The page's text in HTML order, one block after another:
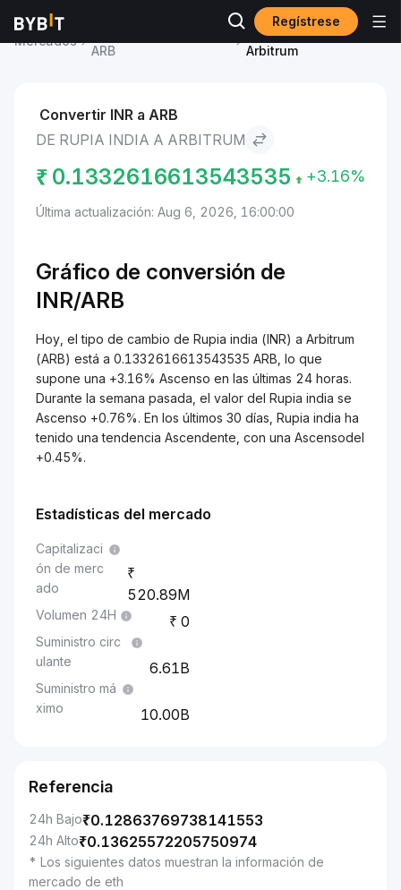
Regístrese
Mercados
ARB
Rupia india to
Arbitrum
Convertir INR a ARB
DE RUPIA INDIA A ARBITRUM
₹ 0.1332616613543535 +3.16%
Última actualización: Aug 6, 2026, 16:00:00
Gráfico de conversión de
INR/ARB
Hoy, el tipo de cambio de Rupia india (INR) a Arbitrum
(ARB) está a 0.1332616613543535 ARB, lo que
supone una +3.16% Ascenso en las últimas 24 horas.
Durante la semana pasada, el valor del Rupia india se
Ascenso +0.76%. En los últimos 30 días, Rupia india ha
tenido una tendencia Ascendente, con una Ascensodel
+0.45%.
Estadísticas del mercado
Capitalizaci
ón de merc
ado
520.89M
Volumen 24H 0
Suministro circ
ulante
6.61B
Suministro má
ximo
10.00B
Referencia
24h Bajo₹0.12863769738141553
24h Alto₹0.13625572205750974
* Los siguientes datos muestran la información de
mercado de eth